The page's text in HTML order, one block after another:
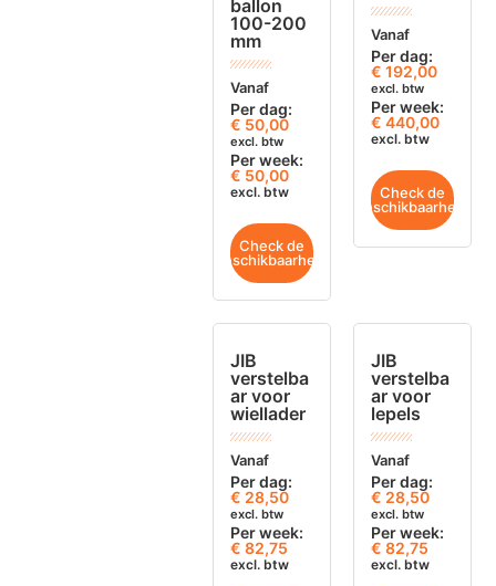
ballon
100-200
mm
Vanaf
Per dag:
€ 50,00
excl. btw
Per week:
€ 50,00
excl. btw
Check de
beschikbaarheid
Vanaf
Per dag:
€ 192,00
excl. btw
Per week:
€ 440,00
excl. btw
Check de
beschikbaarheid
JIB
verstelba
ar voor
wiellader
Vanaf
Per dag:
€ 28,50
excl. btw
Per week:
€ 82,75
excl. btw
JIB
verstelba
ar voor
lepels
Vanaf
Per dag:
€ 28,50
excl. btw
Per week:
€ 82,75
excl. btw